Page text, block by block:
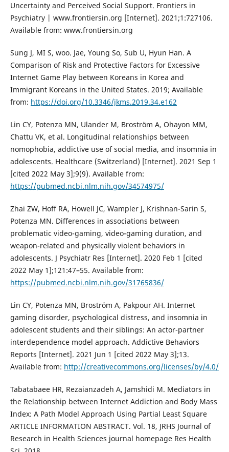
Uncertainty and Perceived Social Support. Frontiers in
Psychiatry | www.frontiersin.org [Internet]. 2021;1:727106.
Available from: www.frontiersin.org
Sung J, MI S, woo. Jae, Young So, Sub U, Hyun Han. A
Comparison of Risk and Protective Factors for Excessive
Internet Game Play between Koreans in Korea and
Immigrant Koreans in the United States. 2019; Available
from: https://doi.org/10.3346/jkms.2019.34.e162
Lin CY, Potenza MN, Ulander M, Broström A, Ohayon MM,
Chattu VK, et al. Longitudinal relationships between
nomophobia, addictive use of social media, and insomnia in
adolescents. Healthcare (Switzerland) [Internet]. 2021 Sep 1
[cited 2022 May 3];9(9). Available from:
https://pubmed.ncbi.nlm.nih.gov/34574975/
Zhai ZW, Hoff RA, Howell JC, Wampler J, Krishnan-Sarin S,
Potenza MN. Differences in associations between
problematic video-gaming, video-gaming duration, and
weapon-related and physically violent behaviors in
adolescents. J Psychiatr Res [Internet]. 2020 Feb 1 [cited
2022 May 1];121:47–55. Available from:
https://pubmed.ncbi.nlm.nih.gov/31765836/
Lin CY, Potenza MN, Broström A, Pakpour AH. Internet
gaming disorder, psychological distress, and insomnia in
adolescent students and their siblings: An actor-partner
interdependence model approach. Addictive Behaviors
Reports [Internet]. 2021 Jun 1 [cited 2022 May 3];13.
Available from: http://creativecommons.org/licenses/by/4.0/
Tabatabaee HR, Rezaianzadeh A, Jamshidi M. Mediators in
the Relationship between Internet Addiction and Body Mass
Index: A Path Model Approach Using Partial Least Square
ARTICLE INFORMATION ABSTRACT. Vol. 18, JRHS Journal of
Research in Health Sciences journal homepage Res Health